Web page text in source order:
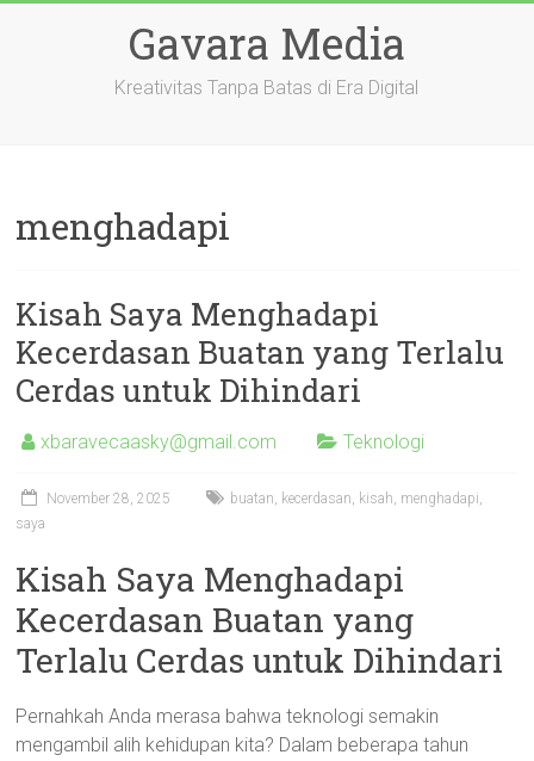
Gavara Media
Kreativitas Tanpa Batas di Era Digital
menghadapi
Kisah Saya Menghadapi
Kecerdasan Buatan yang Terlalu
Cerdas untuk Dihindari
xbaravecaasky@gmail.com Teknologi
November 28, 2025 buatan, kecerdasan, kisah, menghadapi,
saya
Kisah Saya Menghadapi
Kecerdasan Buatan yang
Terlalu Cerdas untuk Dihindari
Pernahkah Anda merasa bahwa teknologi semakin
mengambil alih kehidupan kita? Dalam beberapa tahun